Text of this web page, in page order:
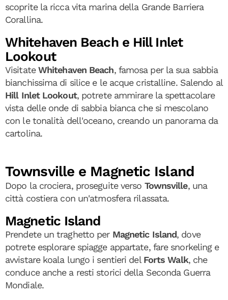
scoprite la ricca vita marina della Grande Barriera
Corallina.
Whitehaven Beach e Hill Inlet
Lookout
VisitateWhitehaven Beach, famosa per la sua sabbia
bianchissima di silice e le acque cristalline. Salendo al
Hill Inlet Lookout, potrete ammirare la spettacolare
vista delle onde di sabbia bianca che si mescolano
con le tonalità dell'oceano, creando un panorama da
cartolina.
Townsville e Magnetic Island
Dopo la crociera, proseguite verso Townsville, una
città costiera con un'atmosfera rilassata.
Magnetic Island
Prendete un traghetto per Magnetic Island, dove
potrete esplorare spiagge appartate, fare snorkeling e
avvistare koala lungo i sentieri del Forts Walk, che
conduce anche a resti storici della Seconda Guerra
Mondiale.